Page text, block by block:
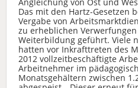
Das mit den Hartz-Gesetzen
Vergabe von
zu erheblichen
Weiterbildung geführt. Viele
hatten vor Inkrafttreten des
2012 vollzeitbeschäftigte
Arbeitnehmer im
Monatsgehältern zwischen